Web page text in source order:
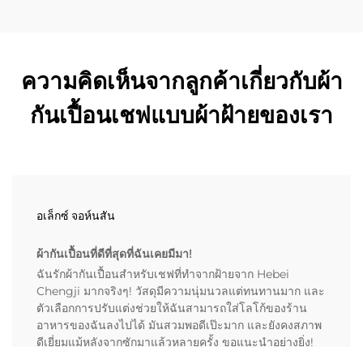
ความคิดเห็นจากลูกค้าเกี่ยวกับผ้า
กันเปื้อนเชฟแบบผ้าฝ้ายของเรา
อเล็กซ์ จอห์นสัน
ผ้ากันเปื้อนที่ดีที่สุดที่ฉันเคยมีมา!
ฉันรักผ้ากันเปื้อนสำหรับเชฟที่ทำจากฝ้ายจาก Hebei
Chengji มากจริงๆ! วัสดุมีความนุ่มนวลแต่ทนทานมาก และ
ตัวเลือกการปรับแต่งช่วยให้ฉันสามารถใส่โลโก้ของร้าน
อาหารของฉันลงไปได้ มันสวมพอดีเป๊ะมาก และยังคงสภาพ
ดีเยี่ยมแม้หลังจากซักมาแล้วหลายครั้ง ขอแนะนำอย่างยิ่ง!